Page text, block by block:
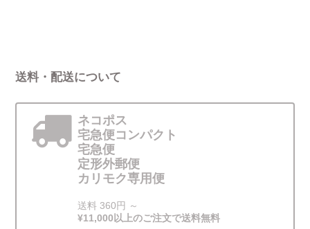
送料・配送について
ネコポス
宅急便コンパクト
宅急便
定形外郵便
カリモク専用便
送料 360円 ～
¥11,000以上のご注文で送料無料